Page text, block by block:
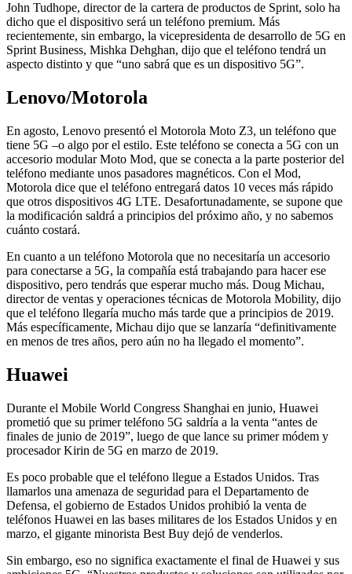
John Tudhope, director de la cartera de productos de Sprint, solo ha
dicho que el dispositivo será un teléfono premium. Más
recientemente, sin embargo, la vicepresidenta de desarrollo de 5G en
Sprint Business, Mishka Dehghan, dijo que el teléfono tendrá un
aspecto distinto y que “uno sabrá que es un dispositivo 5G”.
Lenovo/Motorola
En agosto, Lenovo presentó el Motorola Moto Z3, un teléfono que
tiene 5G –o algo por el estilo. Este teléfono se conecta a 5G con un
accesorio modular Moto Mod, que se conecta a la parte posterior del
teléfono mediante unos pasadores magnéticos. Con el Mod,
Motorola dice que el teléfono entregará datos 10 veces más rápido
que otros dispositivos 4G LTE. Desafortunadamente, se supone que
la modificación saldrá a principios del próximo año, y no sabemos
cuánto costará.
En cuanto a un teléfono Motorola que no necesitaría un accesorio
para conectarse a 5G, la compañía está trabajando para hacer ese
dispositivo, pero tendrás que esperar mucho más. Doug Michau,
director de ventas y operaciones técnicas de Motorola Mobility, dijo
que el teléfono llegaría mucho más tarde que a principios de 2019.
Más específicamente, Michau dijo que se lanzaría “definitivamente
en menos de tres años, pero aún no ha llegado el momento”.
Huawei
Durante el Mobile World Congress Shanghai en junio, Huawei
prometió que su primer teléfono 5G saldría a la venta “antes de
finales de junio de 2019”, luego de que lance su primer módem y
procesador Kirin de 5G en marzo de 2019.
Es poco probable que el teléfono llegue a Estados Unidos. Tras
llamarlos una amenaza de seguridad para el Departamento de
Defensa, el gobierno de Estados Unidos prohibió la venta de
teléfonos Huawei en las bases militares de los Estados Unidos y en
marzo, el gigante minorista Best Buy dejó de venderlos.
Sin embargo, eso no significa exactamente el final de Huawei y sus